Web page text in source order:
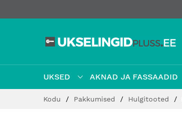
UKSED AKNAD JA FASSAADID
Kodu Pakkumised Hulgitooted